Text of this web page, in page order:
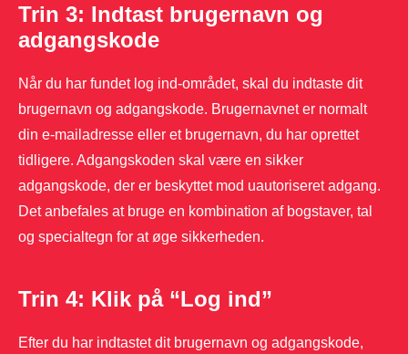
Trin 3: Indtast brugernavn og
adgangskode
Når du har fundet log ind-området, skal du indtaste dit
brugernavn og adgangskode. Brugernavnet er normalt
din e-mailadresse eller et brugernavn, du har oprettet
tidligere. Adgangskoden skal være en sikker
adgangskode, der er beskyttet mod uautoriseret adgang.
Det anbefales at bruge en kombination af bogstaver, tal
og specialtegn for at øge sikkerheden.
Trin 4: Klik på “Log ind”
Efter du har indtastet dit brugernavn og adgangskode,